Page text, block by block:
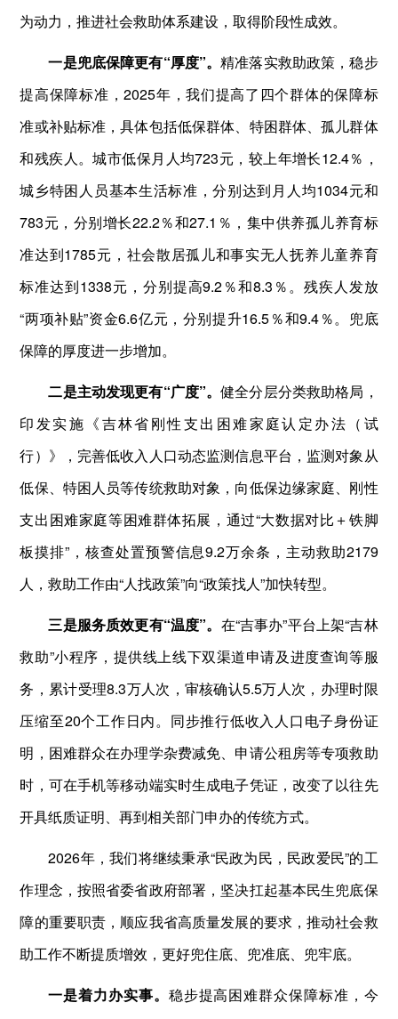
为动力，推进社会救助体系建设，取得阶段性成效。
一是兜底保障更有“厚度”。精准落实救助政策，稳步
提高保障标准，2025年，我们提高了四个群体的保障标
准或补贴标准，具体包括低保群体、特困群体、孤儿群体
和残疾人。城市低保月人均723元，较上年增长12.4％，
城乡特困人员基本生活标准，分别达到月人均1034元和
783元，分别增长22.2％和27.1％，集中供养孤儿养育标
准达到1785元，社会散居孤儿和事实无人抚养儿童养育
标准达到1338元，分别提高9.2％和8.3％。残疾人发放
“两项补贴”资金6.6亿元，分别提升16.5％和9.4％。兜底
保障的厚度进一步增加。
二是主动发现更有“广度”。健全分层分类救助格局，
印发实施《吉林省刚性支出困难家庭认定办法（试
行）》，完善低收入人口动态监测信息平台，监测对象从
低保、特困人员等传统救助对象，向低保边缘家庭、刚性
支出困难家庭等困难群体拓展，通过“大数据对比＋铁脚
板摸排”，核查处置预警信息9.2万余条，主动救助2179
人，救助工作由“人找政策”向“政策找人”加快转型。
三是服务质效更有“温度”。 在“吉事办”平台上架“吉林
救助”小程序，提供线上线下双渠道申请及进度查询等服
务，累计受理8.3万人次，审核确认5.5万人次，办理时限
压缩至20个工作日内。同步推行低收入人口电子身份证
明，困难群众在办理学杂费减免、申请公租房等专项救助
时，可在手机等移动端实时生成电子凭证，改变了以往先
开具纸质证明、再到相关部门申办的传统方式。
2026年，我们将继续秉承“民政为民，民政爱民”的工
作理念，按照省委省政府部署，坚决扛起基本民生兜底保
障的重要职责，顺应我省高质量发展的要求，推动社会救
助工作不断提质增效，更好兜住底、兜准底、兜牢底。
一是着力办实事。 稳步提高困难群众保障标准，今